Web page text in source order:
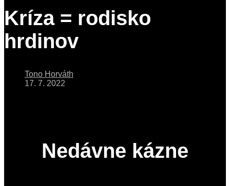
Kríza = rodisko
hrdinov
Tono Horváth
17. 7. 2022
Nedávne kázne